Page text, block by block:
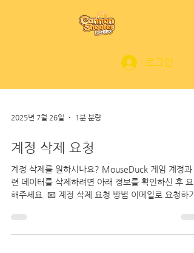
로그인
2025년 7월 26일 1분 분량
계정 삭제 요청
계정 삭제를 원하시나요? MouseDuck 게임 계정과
련 데이터를 삭제하려면 아래 정보를 확인하신 후 요
해주세요. 📧 계정 삭제 요청 방법 이메일로 요청하기:
본문에...